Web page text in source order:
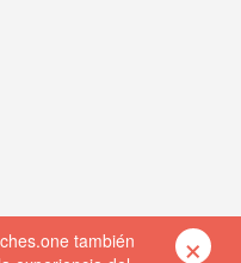
también
×